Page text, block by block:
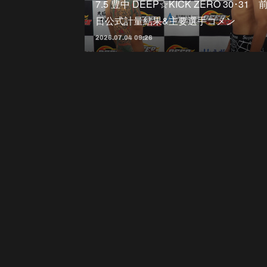
7.5 豊中 DEEP☆KICK ZERO 30･31
日公式計量結果&主要選手コメン
2026.07.04 09:26